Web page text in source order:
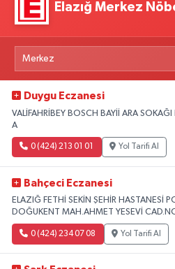
Elazığ Merkez
Duygu Eczanesi
VALİFAHRİBEY BOSCH BAYİİ ARA
A
0 (424) 213 01 01 Yol Tarifi Al
Bahçeci Eczanesi
ELAZIĞ FETHİ SEKİN ŞEHİR HASTANESİ
DOĞUKENT MAH.AHMET YESEVİ
0 (424) 234 07 08 Yol Tarifi Al